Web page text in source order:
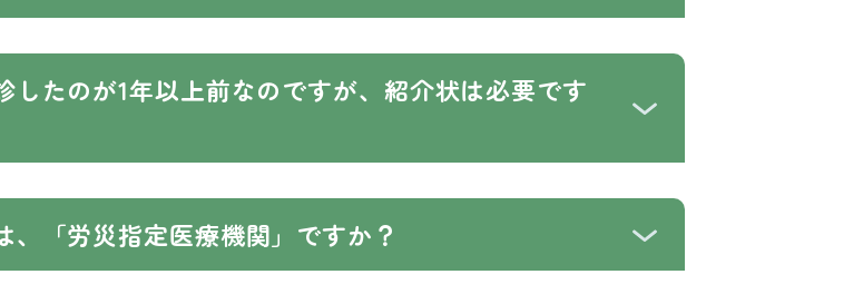
たのが1年以上前なのですが、紹介状は必要です
、「労災指定医療機関」ですか？